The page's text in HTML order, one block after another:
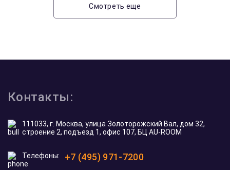
Смотреть еще
Контакты:
111033, г. Москва, улица Золоторожский Вал, дом 32,
строение 2, подъезд 1, офис 107, БЦ AU-ROOM
Телефоны:
+7 (495) 971-7200